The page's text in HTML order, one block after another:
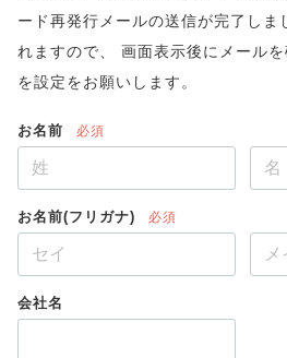
ード再発行メールの送信が完了しま
れますので、
画面表示後にメール
を設定をお願いします。
お名前 必須
お名前(フリガナ) 必須
会社名